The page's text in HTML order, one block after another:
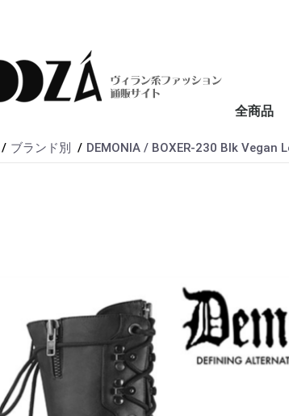
全商品
ブランド別 DEMONIA / BOXER-230 Blk Vegan